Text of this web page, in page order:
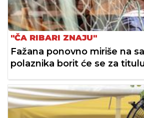
"ČA RIBARI ZNAJU"
Fažana ponovno miriše na
polaznika borit će se za